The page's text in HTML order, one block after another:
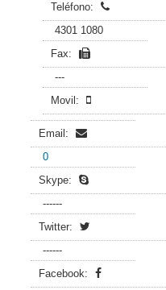
Teléfono:
4301 1080
Fax:
---
Movil:
Email:
0
Skype:
------
Twitter:
------
Facebook: